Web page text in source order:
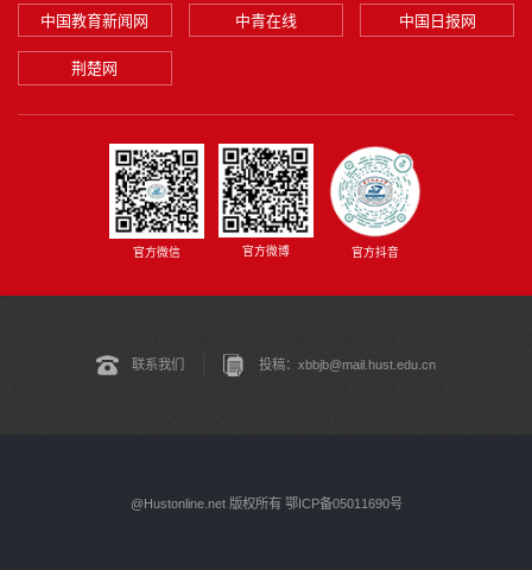
中国教育新闻网 中青在线 中国日报网
荆楚网
官方微信 官方微博 官方抖音
联系我们 投稿：xbbjb@mail.hust.edu.cn
@Hustonline.net 版权所有 鄂ICP备05011690号